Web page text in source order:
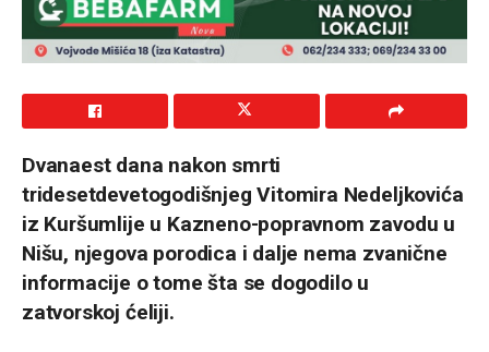
Dvanaest dana nakon smrti
tridesetdevetogodišnjeg Vitomira Nedeljkovića
iz Kuršumlije u Kazneno-popravnom zavodu u
Nišu, njegova porodica i dalje nema zvanične
informacije o tome šta se dogodilo u
zatvorskoj ćeliji.